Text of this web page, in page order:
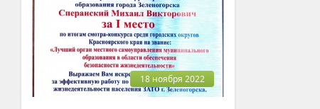
18 ноября 2022